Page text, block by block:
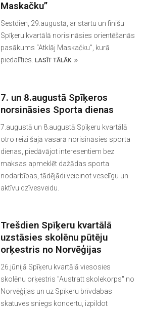
Maskačku”
Sestdien, 29.augustā, ar startu un finišu
Spīķeru kvartālā norisināsies orientēšanās
pasākums “Atklāj Maskačku”, kurā
piedalīties.LASĪT TĀLĀK
7. un 8.augustā Spīķeros
norsināsies Sporta dienas
7.augustā un 8.augustā Spīķeru kvartālā
otro reizi šajā vasarā norisināsies sporta
dienas, piedāvājot interesentiem bez
maksas apmeklēt dažādas sporta
nodarbības, tādējādi veicinot veselīgu un
aktīvu dzīvesveidu.
Trešdien Spīķeru kvartālā
uzstāsies skolēnu pūtēju
orķestris no Norvēģijas
26.jūnijā Spīķeru kvartālā viesosies
skolēnu orķestris "Austratt skolekorps" no
Norvēģijas un uz Spīķeru brīvdabas
skatuves sniegs koncertu, izpildot